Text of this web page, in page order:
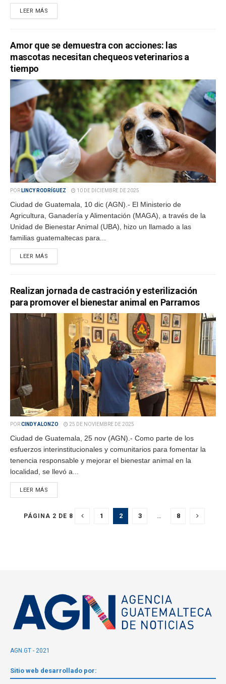
LEER MÁS
Amor que se demuestra con acciones: las
mascotas necesitan chequeos veterinarios a
tiempo
POR LINCY RODRÍGUEZ 10 DE DICIEMBRE DE 2025
Ciudad de Guatemala, 10 dic (AGN).- El Ministerio de
Agricultura, Ganadería y Alimentación (MAGA), a través de la
Unidad de Bienestar Animal (UBA), hizo un llamado a las
familias guatemaltecas para...
LEER MÁS
Realizan jornada de castración y esterilización
para promover el bienestar animal en Parramos
PORCINDY ALONZO 25 DE NOVIEMBRE DE 2025
Ciudad de Guatemala, 25 nov (AGN).- Como parte de los
esfuerzos interinstitucionales y comunitarios para fomentar la
tenencia responsable y mejorar el bienestar animal en la
localidad, se llevó a...
LEER MÁS
PÁGINA 2 DE 8 1 2 3 … 8
AGN.GT - 2021
Sitio web desarrollado por: